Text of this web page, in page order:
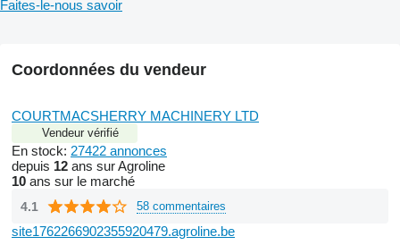
Faites-le-nous savoir
Coordonnées du vendeur
COURTMACSHERRY MACHINERY LTD
Vendeur vérifié
En stock: 27422 annonces
depuis 12 ans sur Agroline
10 ans sur le marché
4.1 58 commentaires
site1762266902355920479.agroline.be